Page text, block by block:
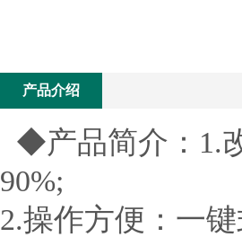
产品介绍
◆产品简介：1.
90%;
2.操作方便：一